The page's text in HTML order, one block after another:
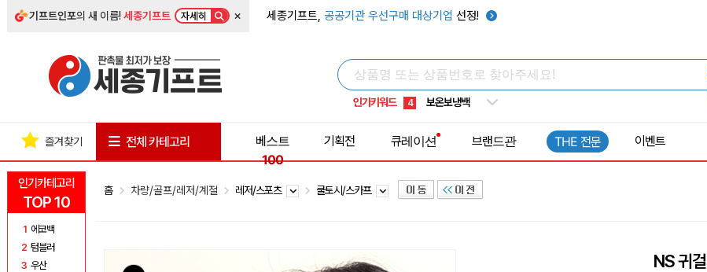
기프트인포의 새 이름!세종기프트 자세히 × 세종기프트, 공공기관 우선구매 대상기업 선정!
인기키워드
10 타포린가방
3 썬캡
4 보온보냉백
6 우산
8 쿨토시
인기카테고리
TOP 10
1 에코백
2 텀블러
3 우산
즐겨찾기 전체 카테고리
베스트
100
기획전 큐레이션 브랜드관 THE 전문 이벤트
홈 차량/골프/레저/계절 레저/스포츠 쿨토시/스카프
NS 귀